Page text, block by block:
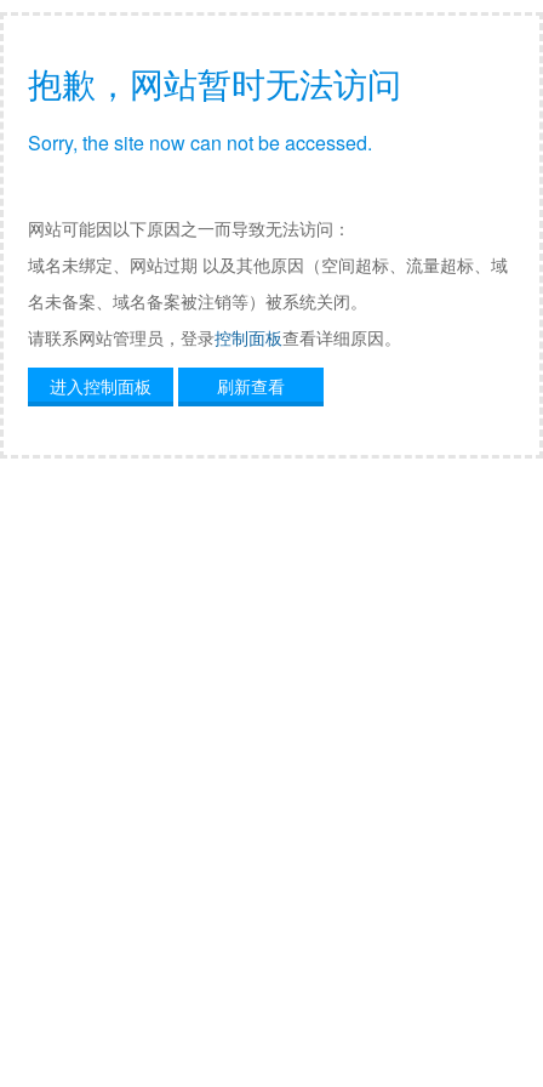
抱歉，网站暂时无法访问
Sorry, the site now can not be accessed.
网站可能因以下原因之一而导致无法访问：
域名未绑定、网站过期 以及其他原因（空间超标、流量超标、域
名未备案、域名备案被注销等）被系统关闭。
请联系网站管理员，登录控制面板查看详细原因。
进入控制面板
刷新查看